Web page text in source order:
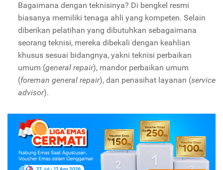
Bagaimana dengan teknisinya? Di bengkel resmi
biasanya memiliki tenaga ahli yang kompeten. Selain
diberikan pelatihan yang dibutuhkan sebagaimana
seorang teknisi, mereka dibekali dengan keahlian
khusus sesuai bidangnya, yakni teknisi perbaikan
umum (general repair), mandor perbaikan umum
(foreman general repair), dan penasihat layanan (service
advisor).